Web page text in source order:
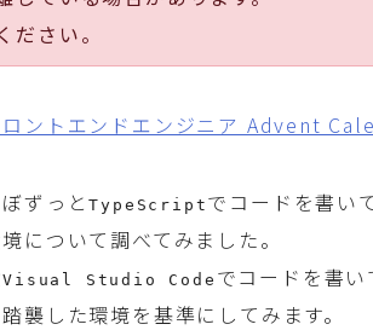
ださい。
ロントエンドエンジニア Advent
ずっとTypeScript でコードを書い
について調べてみました。
Visual Studio Code でコードを書
襲した環境を基準にしてみます。